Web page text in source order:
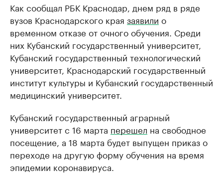
Как сообщал РБК Краснодар, днем ряд в ряде
вузов Краснодарского края заявили о
временном отказе от очного обучения. Среди
них Кубанский государственный университет,
Кубанский государственный технологический
университет, Краснодарский государственный
институт культуры и Кубанский государственный
медицинский университет.
Кубанский государственный аграрный
университет с 16 марта перешел на свободное
посещение, а 18 марта будет выпущен приказ о
переходе на другую форму обучения на время
эпидемии коронавируса.